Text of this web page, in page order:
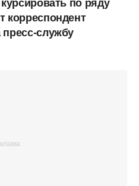
по ряду
корреспондент
пресс-службу